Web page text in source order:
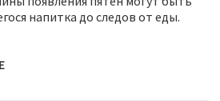
напитка до следов от еды.